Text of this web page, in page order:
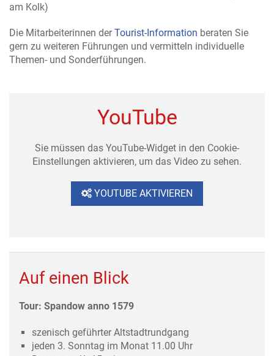
am Kolk)
Die Mitarbeiterinnen derTourist-Information beraten Sie
gern zu weiteren Führungen und vermitteln individuelle
Themen- und Sonderführungen.
Auf einen Blick
Tour: Spandow anno 1579
szenisch geführter Altstadtrundgang
jeden 3. Sonntag im Monat 11.00 Uhr